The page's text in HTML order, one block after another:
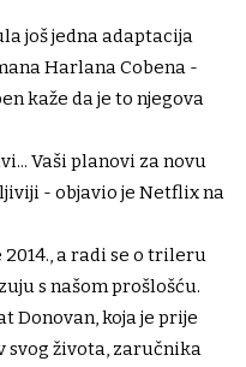
još jedna adaptacija
Harlana Cobena -
kaže da je to njegova
Vaši planovi za novu
- objavio je Netflix na
2014., a radi se o trileru
s našom prošlošću.
Donovan, koja je prije
svog života, zaručnika